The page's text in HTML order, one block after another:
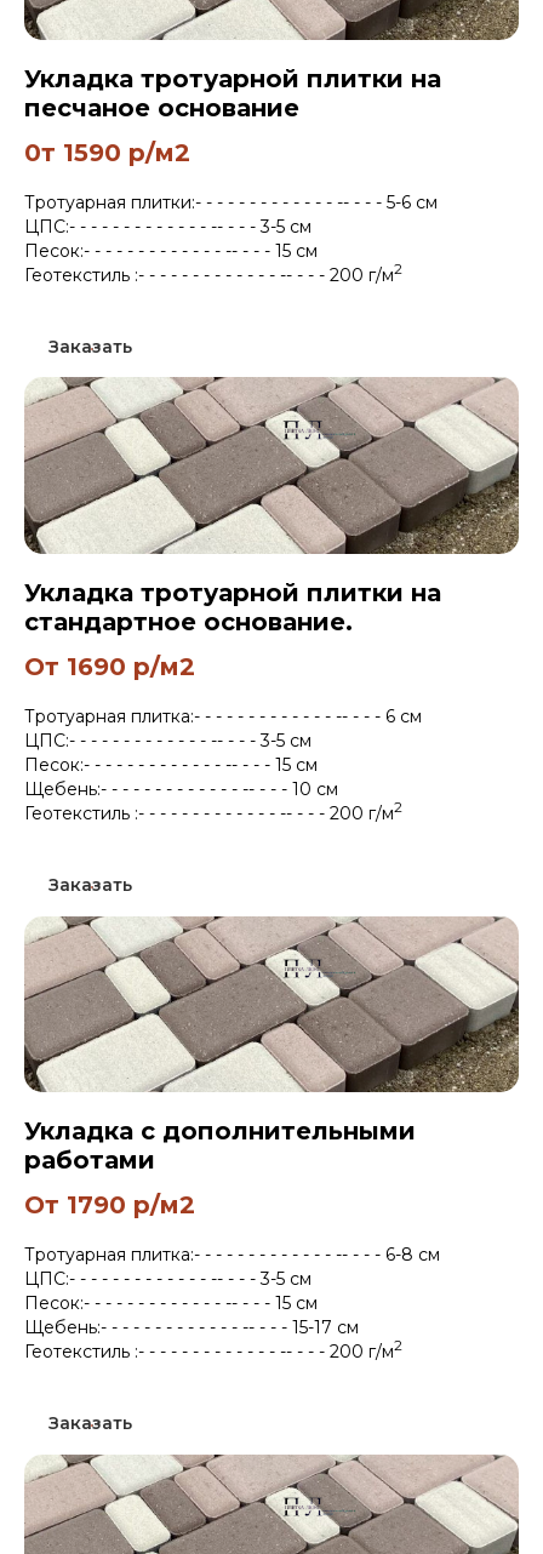
Укладка тротуарной плитки на
песчаное основание
0т 1590 р/м2
Тротуарная плитки:- - - - - - - - - - - - - -- - - - 5-6 см
ЦПС:- - - - - - - - - - - - - -- - - - 3-5 см
Песок:- - - - - - - - - - - - - -- - - - 15 см
Геотекстиль :- - - - - - - - - - - - - -- - - - 200 г/м2
Заказать
Укладка тротуарной плитки на
стандартное основание.
От 1690 р/м2
Тротуарная плитка:- - - - - - - - - - - - - -- - - - 6 см
ЦПС:- - - - - - - - - - - - - -- - - - 3-5 см
Песок:- - - - - - - - - - - - - -- - - - 15 см
Щебень:- - - - - - - - - - - - - -- - - - 10 см
Геотекстиль :- - - - - - - - - - - - - -- - - - 200 г/м2
Заказать
Укладка с дополнительными
работами
От 1790 р/м2
Тротуарная плитка:- - - - - - - - - - - - - -- - - - 6-8 см
ЦПС:- - - - - - - - - - - - - -- - - - 3-5 см
Песок:- - - - - - - - - - - - - -- - - - 15 см
Щебень:- - - - - - - - - - - - - -- - - - 15-17 см
Геотекстиль :- - - - - - - - - - - - - -- - - - 200 г/м2
Заказать